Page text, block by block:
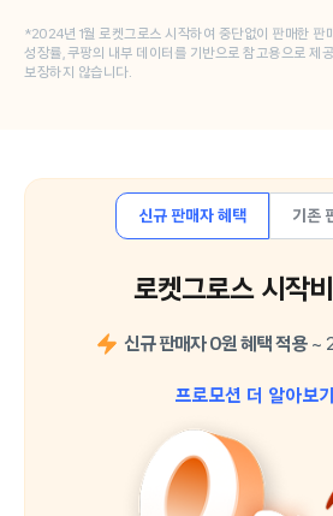
*2024년 1월 로켓그로스 시작하여 중단없이 판매한 판
성장률​, 쿠팡의 내부 데이터를 기반으로 참고용으로 제
보장하지 않습니다.​
신규 판매자 혜택 기존
로켓그로스 시작
신규 판매자 0원 혜택 적용 ~
프로모션 더 알아보기